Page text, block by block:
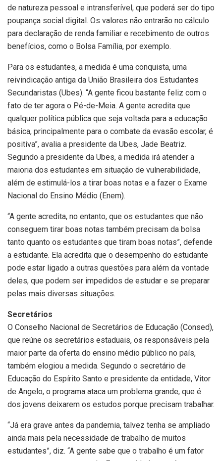
de natureza pessoal e intransferível, que poderá ser do tipo
poupança social digital. Os valores não entrarão no cálculo
para declaração de renda familiar e recebimento de outros
benefícios, como o Bolsa Família, por exemplo.
Para os estudantes, a medida é uma conquista, uma
reivindicação antiga da União Brasileira dos Estudantes
Secundaristas (Ubes). “A gente ficou bastante feliz com o
fato de ter agora o Pé-de-Meia. A gente acredita que
qualquer política pública que seja voltada para a educação
básica, principalmente para o combate da evasão escolar, é
positiva”, avalia a presidente da Ubes, Jade Beatriz.
Segundo a presidente da Ubes, a medida irá atender a
maioria dos estudantes em situação de vulnerabilidade,
além de estimulá-los a tirar boas notas e a fazer o Exame
Nacional do Ensino Médio (Enem).
“A gente acredita, no entanto, que os estudantes que não
conseguem tirar boas notas também precisam da bolsa
tanto quanto os estudantes que tiram boas notas”, defende
a estudante. Ela acredita que o desempenho do estudante
pode estar ligado a outras questões para além da vontade
deles, que podem ser impedidos de estudar e se preparar
pelas mais diversas situações.
Secretários
O Conselho Nacional de Secretários de Educação (Consed),
que reúne os secretários estaduais, os responsáveis pela
maior parte da oferta do ensino médio público no país,
também elogiou a medida. Segundo o secretário de
Educação do Espírito Santo e presidente da entidade, Vitor
de Angelo, o programa ataca um problema grande, que é
dos jovens deixarem os estudos porque precisam trabalhar.
“Já era grave antes da pandemia, talvez tenha se ampliado
ainda mais pela necessidade de trabalho de muitos
estudantes”, diz. “A gente sabe que o trabalho é um fator